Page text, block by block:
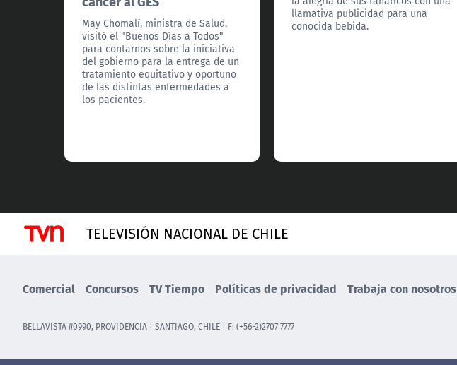
May Chomalí, ministra de Salud,
visitó el "Buenos Días a Todos"
para contarnos sobre la iniciativa
del gobierno para la entrega de un
tratamiento equitativo y oportuno
de las distintas enfermedades a
los pacientes.
llamativa publicidad para una
conocida bebida.
TELEVISIÓN NACIONAL DE CHILE
Comercial Concursos TV Tiempo Políticas de privacidad Trabaja con nosotros
BELLAVISTA #0990, PROVIDENCIA | SANTIAGO, CHILE | F: (+56-2)2707 7777